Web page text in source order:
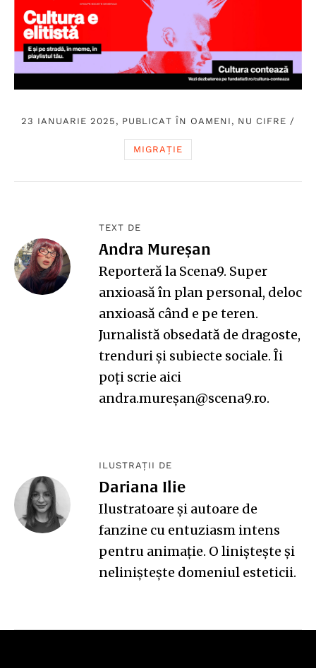
23 IANUARIE 2025, PUBLICAT ÎN OAMENI, NU CIFRE /
MIGRAȚIE
TEXT DE
Andra Mureșan
Reporteră la Scena9. Super
anxioasă în plan personal, deloc
anxioasă când e pe teren.
Jurnalistă obsedată de dragoste,
trenduri și subiecte sociale. Îi
poți scrie aici
andra.mureșan@scena9.ro.
ILUSTRAȚII DE
Dariana Ilie
Ilustratoare și autoare de
fanzine cu entuziasm intens
pentru animație. O liniștește și
neliniștește domeniul esteticii.